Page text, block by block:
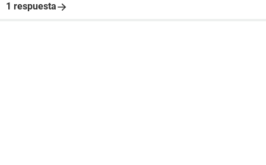
1 respuesta